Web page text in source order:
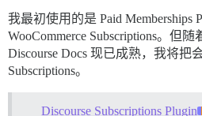
我最初使用的是 Paid Memberships
WooCommerce Subscriptions。但随
Discourse Docs 现已成熟，我将把
Subscriptions。
Discourse Subscriptions Plugin